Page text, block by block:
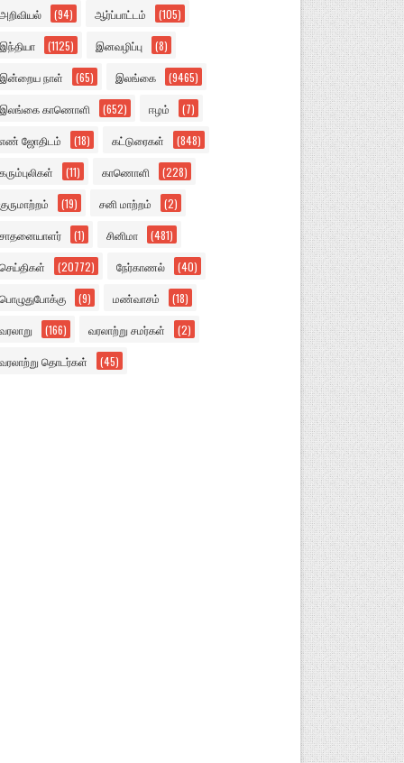
அறிவியல் (94) ஆர்ப்பாட்டம் (105)
இந்தியா (1125) இனவழிப்பு (8)
இன்றைய நாள் (65) இலங்கை (9465)
இலங்கை காணொளி (652) ஈழம் (7)
எண் ஜோதிடம் (18) கட்டுரைகள் (848)
கரும்புலிகள் (11) காணொளி (228)
குருமாற்றம் (19) சனி மாற்றம் (2)
சாதனையாளர் (1) சினிமா (481)
செய்திகள் (20772) நேர்காணல் (40)
பொழுதுபோக்கு (9) மண்வாசம் (18)
வரலாறு (166) வரலாற்று சமர்கள் (2)
வரலாற்று தொடர்கள் (45)